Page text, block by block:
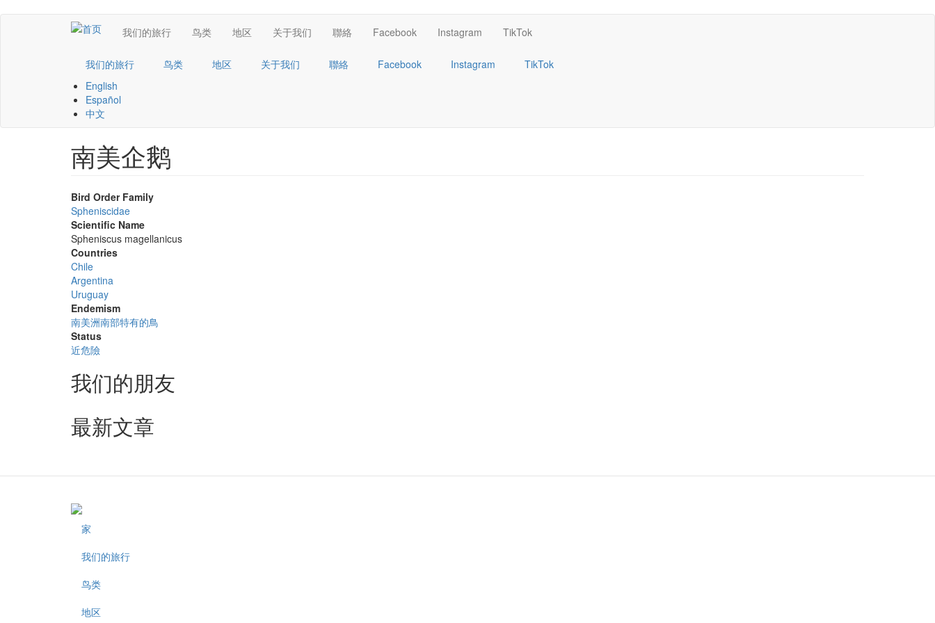
Main
navigation
我们的旅行 鸟类 地区 关于我们 聯絡 Facebook Instagram TikTok
我们的旅行 鸟类 地区 关于我们 聯絡 Facebook Instagram
TikTok
English
Español
中文
南美企鹅
Bird Order Family
Spheniscidae
Scientific Name
Spheniscus magellanicus
Countries
Chile
Argentina
Uruguay
Endemism
南美洲南部特有的鳥
Status
近危險
我们的朋友
最新文章
Footer
家
我们的旅行
鸟类
地区